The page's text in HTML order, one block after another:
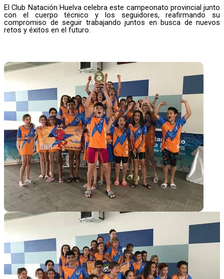
El Club Natación Huelva celebra este campeonato provincial junto
con el cuerpo técnico y los seguidores, reafirmando su
compromiso de seguir trabajando juntos en busca de nuevos
retos y éxitos en el futuro.